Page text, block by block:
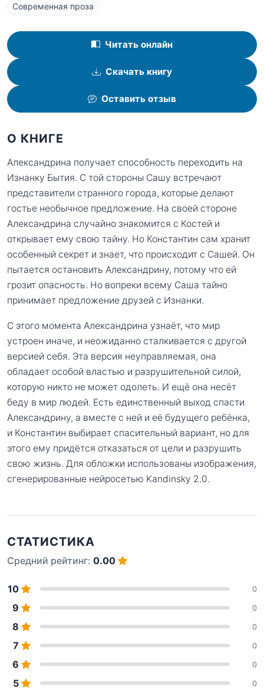
Современная проза
Читать онлайн
Скачать книгу
Оставить отзыв
О КНИГЕ
Александрина получает способность переходить на
Изнанку Бытия. С той стороны Сашу встречают
представители странного города, которые делают
гостье необычное предложение. На своей стороне
Александрина случайно знакомится с Костей и
открывает ему свою тайну. Но Константин сам хранит
особенный секрет и знает, что происходит с Сашей. Он
пытается остановить Александрину, потому что ей
грозит опасность. Но вопреки всему Саша тайно
принимает предложение друзей с Изнанки.
С этого момента Александрина узнаёт, что мир
устроен иначе, и неожиданно сталкивается с другой
версией себя. Эта версия неуправляемая, она
обладает особой властью и разрушительной силой,
которую никто не может одолеть. И ещё она несёт
беду в мир людей. Есть единственный выход спасти
Александрину, а вместе с ней и её будущего ребёнка,
и Константин выбирает спасительный вариант, но для
этого ему придётся отказаться от цели и разрушить
свою жизнь. Для обложки использованы изображения,
сгенерированные нейросетью Kandinsky 2.0.
СТАТИСТИКА
Средний рейтинг: 0.00
10 0
9 0
8 0
7 0
6 0
5 0